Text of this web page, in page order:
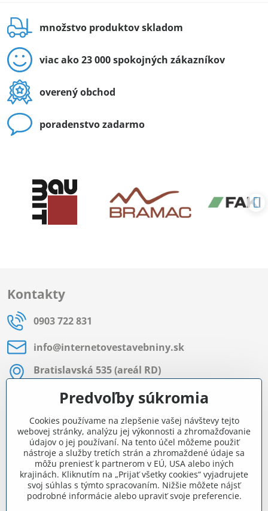
množstvo produktov skladom
viac ako 23 000 spokojných zákazníkov
overený obchod
poradenstvo zadarmo
Kontakty
0903 722 831
info​@internetovestavebniny​.sk
Bratislavská 535 (areál RD)
Most pri Bratislave
Pon - Pia 8:00 - 11:30 a 12:15 - 15:30
Facebook
Navigácia
Všetko o nákupe
Predvoľby súkromia
Cookies používame na zlepšenie vašej návštevy tejto
webovej stránky, analýzu jej výkonnosti a zhromažďovanie
údajov o jej používaní. Na tento účel môžeme použiť
nástroje a služby tretích strán a zhromaždené údaje sa
môžu preniesť k partnerom v EÚ, USA alebo iných
krajinách. Kliknutím na „Prijať všetky cookies“ vyjadrujete
svoj súhlas s týmto spracovaním. Nižšie môžete nájsť
podrobné informácie alebo upraviť svoje preferencie.